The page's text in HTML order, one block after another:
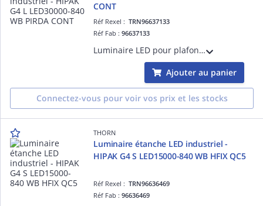
CONT
Réf Rexel :TRN96637133
Réf Fab :96637133
Luminaire LED pour plafonds élevés avec point de suspension unique IP65 et optique à faisceau extensif. Electronique, non gradable, pour alimentation 220-240V, 50/60Hz. Classe électrique I. IK08. Boîtier : aluminium fonderie
Ajouter au panier
Connectez-vous pour voir vos prix et les stocks
THORN
Luminaire étanche LED industriel -
HIPAK G4 S LED15000-840 WB HFIX QC5
Réf Rexel :TRN96636469
Réf Fab :96636469